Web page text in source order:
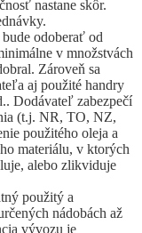
nastane skôr.
odoberať od
v množstvách
Zároveň sa
aj použité handry
Dodávateľ zabezpečí
(t.j. NR, TO, NZ,
použitého oleja a
materiálu, v ktorých
alebo zlikviduje
použitý a
nádobách až
vývozu je